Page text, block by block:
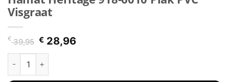
Visgraat
€39,95 Oorspronkelijke
prijs
was:
€28,96Huidige